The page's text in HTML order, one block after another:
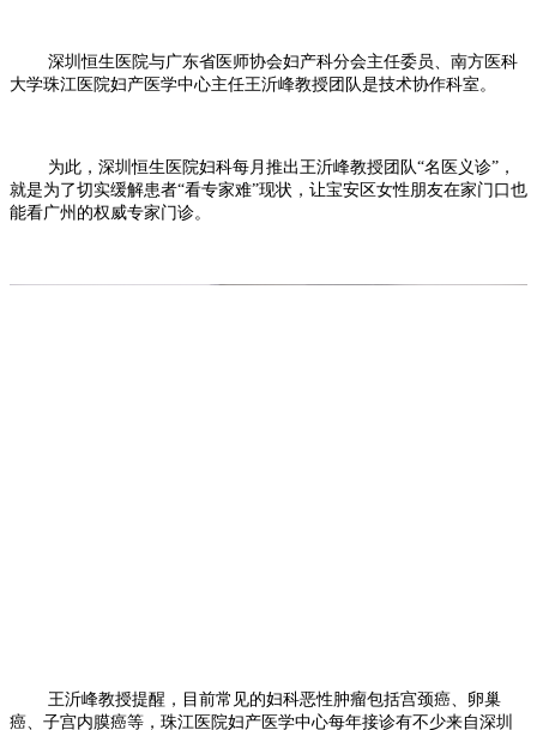
深圳恒生医院与广东省医师协会妇产科分会主任委员、南方医科
大学珠江医院妇产医学中心主任王沂峰教授团队是技术协作科室。
为此，深圳恒生医院妇科每月推出王沂峰教授团队“名医义诊”，
就是为了切实缓解患者“看专家难”现状，让宝安区女性朋友在家门口也
能看广州的权威专家门诊。
王沂峰教授提醒，目前常见的妇科恶性肿瘤包括宫颈癌、卵巢
癌、子宫内膜癌等，珠江医院妇产医学中心每年接诊有不少来自深圳